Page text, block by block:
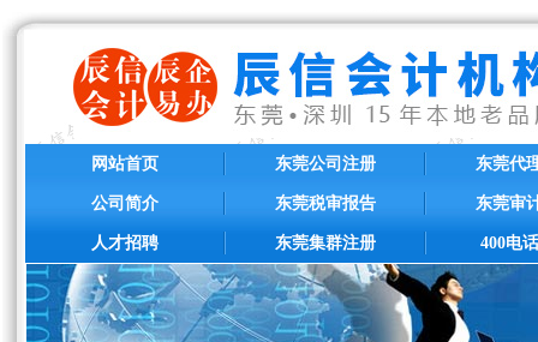
网站首页
公司简介
人才招聘
东莞公司注册
东莞税审报告
东莞集群注册
东莞代
东莞审
400电